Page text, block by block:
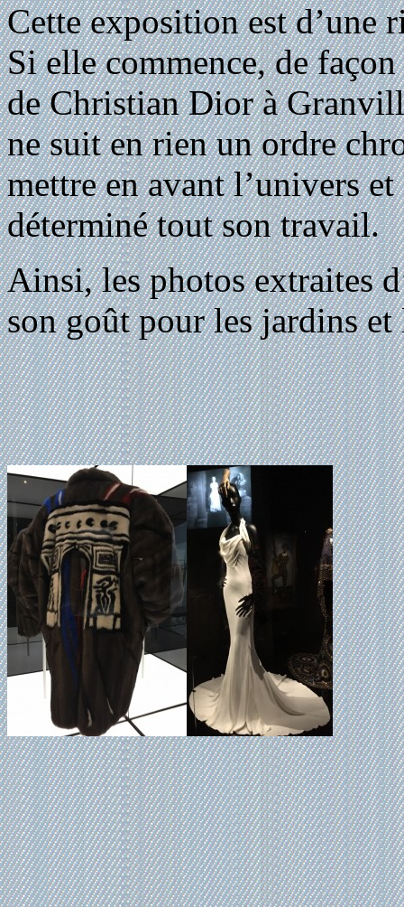
Cette exposition est d’une
Si elle commence, de
de Christian Dior à
ne suit en rien un ordre
mettre en avant l’univers
déterminé tout son travail.
Ainsi, les photos extraites
son goût pour les jardins et